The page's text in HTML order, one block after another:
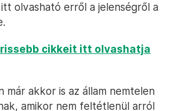
olvasható erről a jelenségről a
cikkeit itt olvashatja
már akkor is az állam nemtelen
amikor nem feltétlenül arról